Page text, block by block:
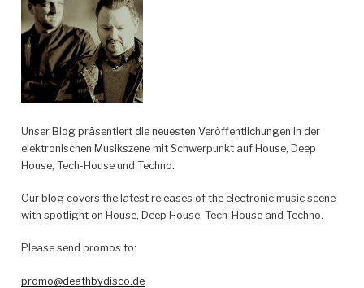
Unser Blog präsentiert die neuesten Veröffentlichungen in der
elektronischen Musikszene mit Schwerpunkt auf House, Deep
House, Tech-House und Techno.
Our blog covers the latest releases of the electronic music scene
with spotlight on House, Deep House, Tech-House and Techno.
Please send promos to:
promo@deathbydisco.de